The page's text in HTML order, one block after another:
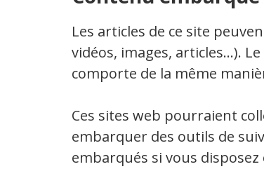
Les articles de ce site
vidéos, images, articles…).
comporte de la même
Ces sites web pourraient
embarquer des outils de
embarqués si vous